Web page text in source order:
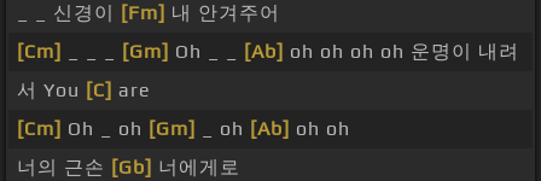
_ _ 신경이
[Fm] 내 안겨주어
[Cm]
[Gm] Oh _ _ [Ab] oh oh oh oh 운명이 내려
서 You [C] are
[Cm] Oh _ oh [Gm] _ oh [Ab] oh oh
너의 근손 [Gb] 너에게로